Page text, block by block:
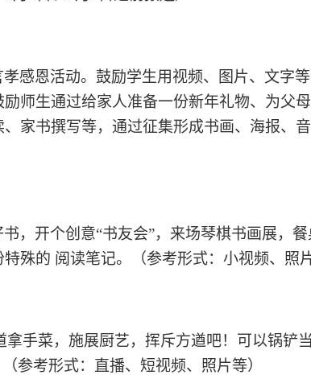
感恩活动。鼓励学生用视频、图片、文字
师生通过给家人准备一份新年礼物、为父
家书撰写等，通过征集形成书画、海报、
，开个创意“书友会”，来场琴棋书画展，
特殊的 阅读笔记。（参考形式：小视频、照
手菜，施展厨艺，挥斥方遒吧！
可以锅铲
参考形式：直播、短视频、照片等）